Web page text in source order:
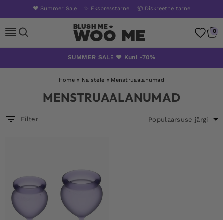
❤️ Summer Sale ✨ Ekspresstarne 📦 Diskreetne tarne
Woo Me 0
SUMMER SALE ❤️ Kuni -70%
Home » Naistele » Menstruaalanumad
MENSTRUAALANUMAD
Filter